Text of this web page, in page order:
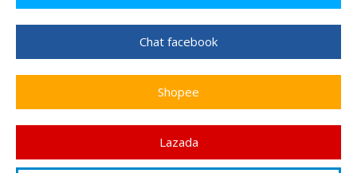
Chat facebook
Shopee
Lazada